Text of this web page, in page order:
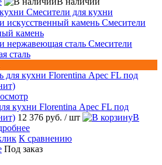
Смесители для кухни
Смесители
камень
Смесители
сталь
кухни Florentina Арес FL под
12 376 руб. / шт
В
К сравнению
Под заказ